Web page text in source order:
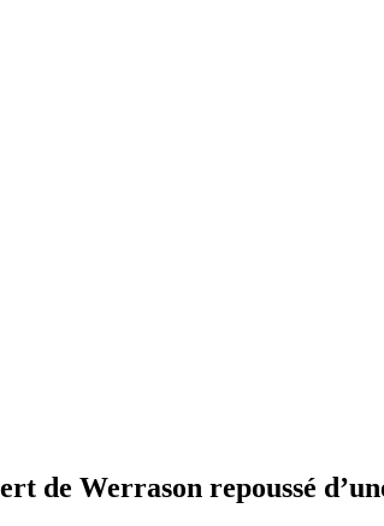
de Werrason repoussé